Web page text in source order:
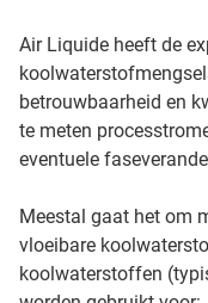
Air Liquide heeft de
betrouwbaarheid en
te meten
eventuele
Meestal gaat het om
vloeibare
koolwaterstoffen